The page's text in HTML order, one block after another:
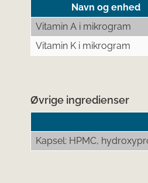
Navn og enhed
Vitamin A i mikrogram
Vitamin K i mikrogram
Øvrige ingredienser
Kapsel: HPMC,